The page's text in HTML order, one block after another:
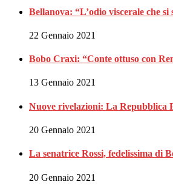
Bellanova: “L’odio viscerale che
22 Gennaio 2021
Bobo Craxi: “Conte ottuso con
13 Gennaio 2021
Nuove rivelazioni: La Repubblica
20 Gennaio 2021
La senatrice Rossi, fedelissima di
20 Gennaio 2021